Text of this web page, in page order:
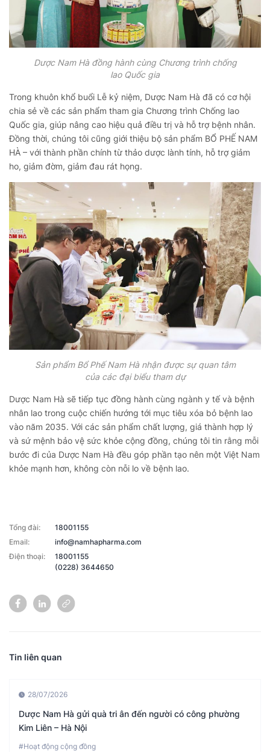
Dược Nam Hà đồng hành cùng Chương trình chống
lao Quốc gia
Trong khuôn khổ buổi Lễ kỷ niệm, Dược Nam Hà đã có cơ hội
chia sẻ về các sản phẩm tham gia Chương trình Chống lao
Quốc gia, giúp nâng cao hiệu quả điều trị và hỗ trợ bệnh nhân.
Đồng thời, chúng tôi cũng giới thiệu bộ sản phẩm BỔ PHẾ NAM
HÀ – với thành phần chính từ thảo dược lành tính, hỗ trợ giảm
ho, giảm đờm, giảm đau rát họng.
Sản phẩm Bổ Phế Nam Hà nhận được sự quan tâm
của các đại biểu tham dự
Dược Nam Hà sẽ tiếp tục đồng hành cùng ngành y tế và bệnh
nhân lao trong cuộc chiến hướng tới mục tiêu xóa bỏ bệnh lao
vào năm 2035. Với các sản phẩm chất lượng, giá thành hợp lý
và sứ mệnh bảo vệ sức khỏe cộng đồng, chúng tôi tin rằng mỗi
bước đi của Dược Nam Hà đều góp phần tạo nên một Việt Nam
khỏe mạnh hơn, không còn nỗi lo về bệnh lao.
Tổng đài:
18001155
Email:
info@namhapharma.com
Điện thoại:
18001155
(0228) 3644650
Tin liên quan
28/07/2026
Dược Nam Hà gửi quà tri ân đến người có công phường
Kim Liên – Hà Nội
#Hoạt động cộng đồng